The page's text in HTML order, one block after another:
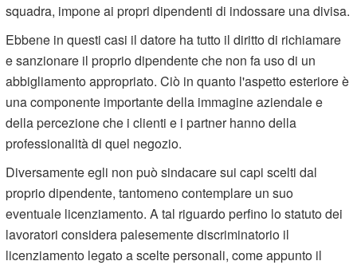
squadra, impone ai propri dipendenti di indossare una divisa.
Ebbene in questi casi il datore ha tutto il diritto di richiamare
e sanzionare il proprio dipendente che non fa uso di un
abbigliamento appropriato. Ciò in quanto l'aspetto esteriore è
una componente importante della immagine aziendale e
della percezione che i clienti e i partner hanno della
professionalità di quel negozio.
Diversamente egli non può sindacare sui capi scelti dal
proprio dipendente, tantomeno contemplare un suo
eventuale licenziamento. A tal riguardo perfino lo statuto dei
lavoratori considera palesemente discriminatorio il
licenziamento legato a scelte personali, come appunto il